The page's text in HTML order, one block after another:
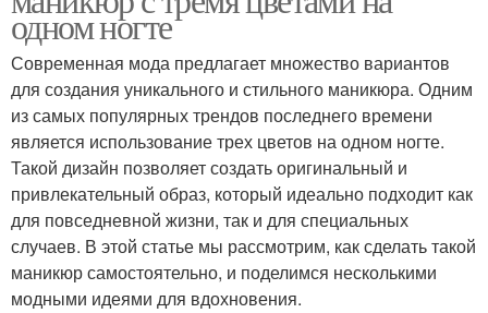
одном ногте
Современная мода предлагает множество вариантов
для создания уникального и стильного маникюра. Одним
из самых популярных трендов последнего времени
является использование трех цветов на одном ногте.
Такой дизайн позволяет создать оригинальный и
привлекательный образ, который идеально подходит как
для повседневной жизни, так и для специальных
случаев. В этой статье мы рассмотрим, как сделать такой
маникюр самостоятельно, и поделимся несколькими
модными идеями для вдохновения.